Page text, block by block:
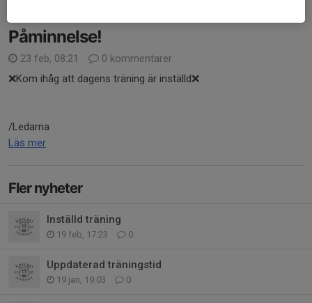
Påminnelse!
23 feb, 08:21
0 kommentarer
❌️Kom ihåg att dagens träning är inställd❌️
/Ledarna
Läs mer
Fler nyheter
Inställd träning
19 feb, 17:23 0
Uppdaterad träningstid
19 jan, 19:03 0